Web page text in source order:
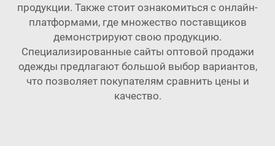
продукции. Также стоит ознакомиться с онлайн-
платформами, где множество поставщиков
демонстрируют свою продукцию.
Специализированные сайты оптовой продажи
одежды предлагают большой выбор вариантов,
что позволяет покупателям сравнить цены и
качество.